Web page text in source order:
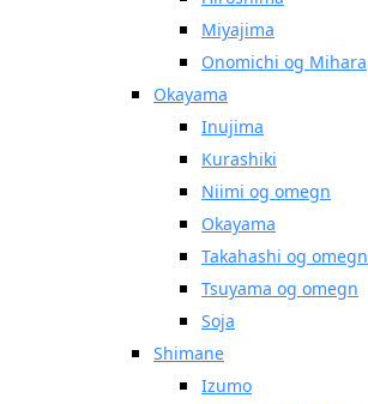
Miyajima
Onomichi og Mihara
Okayama
Inujima
Kurashiki
Niimi og omegn
Okayama
Takahashi og omegn
Tsuyama og omegn
Soja
Shimane
Izumo